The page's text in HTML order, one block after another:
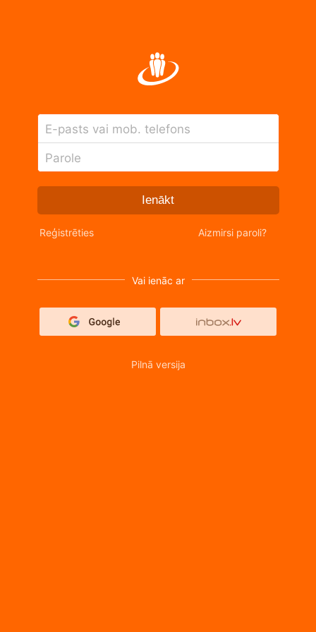
E-pasts vai mob. telefons
Parole
Ienākt
Reģistrēties Aizmirsi paroli?
Vai ienāc ar
Pilnā versija